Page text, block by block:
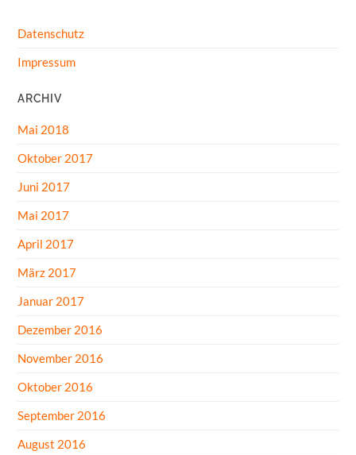
Datenschutz
Impressum
ARCHIV
Mai 2018
Oktober 2017
Juni 2017
Mai 2017
April 2017
März 2017
Januar 2017
Dezember 2016
November 2016
Oktober 2016
September 2016
August 2016